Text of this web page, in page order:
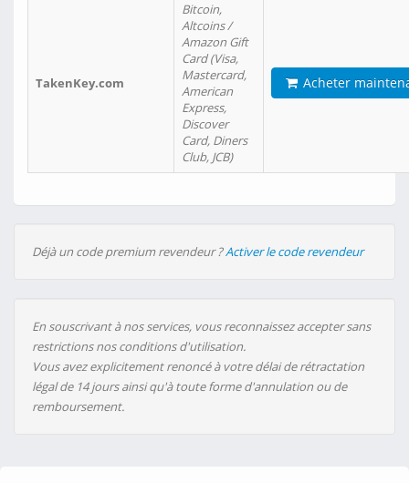
TakenKey.com
Bitcoin,
Altcoins /
Amazon Gift
Card (Visa,
Mastercard,
American
Express,
Discover
Card, Diners
Club, JCB)
Acheter
Déjà un code premium revendeur ?Activer le code revendeur
En souscrivant à nos services, vous reconnaissez accepter sans
restrictions nos conditions d'utilisation.
Vous avez explicitement renoncé à votre délai de rétractation
légal de 14 jours ainsi qu'à toute forme d'annulation ou de
remboursement.